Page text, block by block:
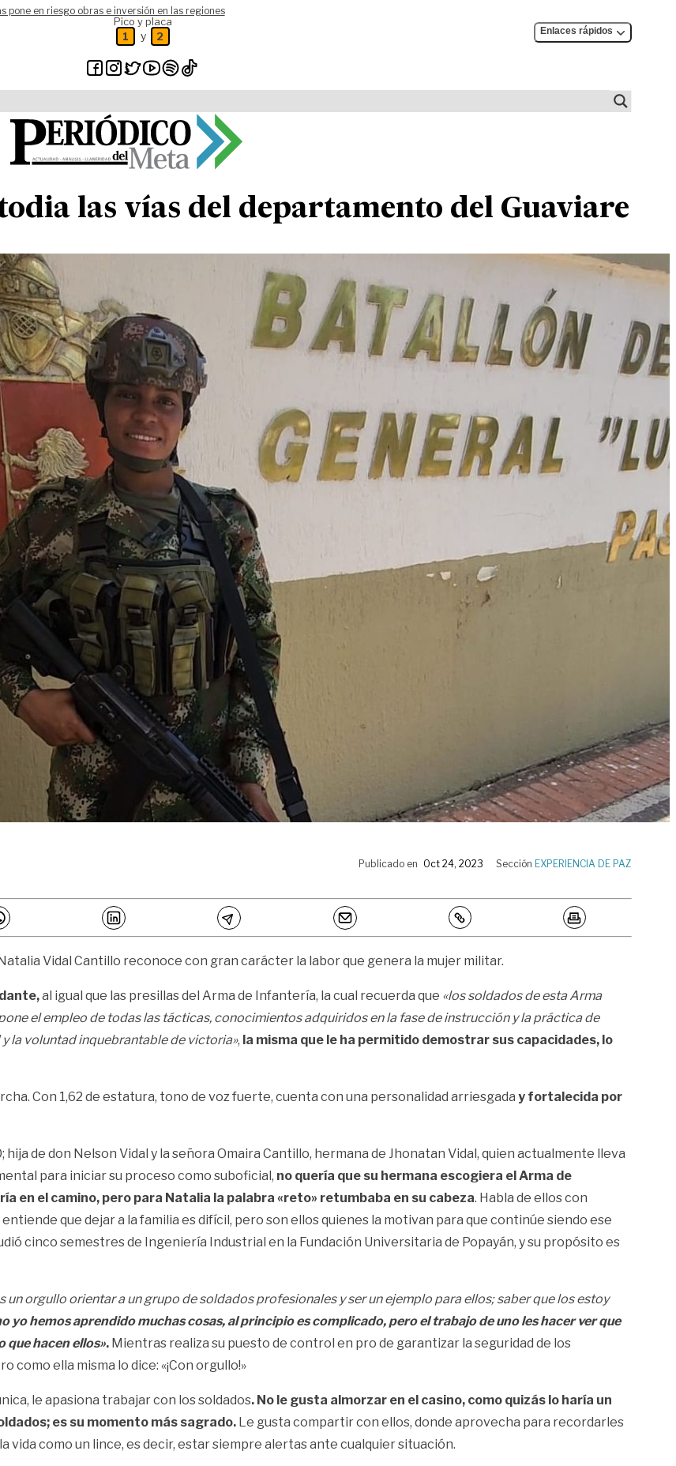
pone en riesgo obras e inversión en las regiones
Pico y placa
1 y 2 Enlaces rápidos
las vías del departamento del Guaviare
Publicado en Oct 24, 2023 Sección EXPERIENCIA DE PAZ
Vidal Cantillo reconoce con gran carácter la labor que genera la mujer militar.
al igual que las presillas del Arma de Infantería, la cual recuerda que «los soldados de esta Arma
el empleo de todas las tácticas, conocimientos adquiridos en la fase de instrucción y la práctica de
la voluntad inquebrantable de victoria», la misma que le ha permitido demostrar sus capacidades, lo
Con 1,62 de estatura, tono de voz fuerte, cuenta con una personalidad arriesgada y fortalecida por
de don Nelson Vidal y la señora Omaira Cantillo, hermana de Jhonatan Vidal, quien actualmente lleva
para iniciar su proceso como suboficial, no quería que su hermana escogiera el Arma de
en el camino, pero para Natalia la palabra «reto» retumbaba en su cabeza. Habla de ellos con
que dejar a la familia es difícil, pero son ellos quienes la motivan para que continúe siendo ese
cinco semestres de Ingeniería Industrial en la Fundación Universitaria de Popayán, y su propósito es
orgullo orientar a un grupo de soldados profesionales y ser un ejemplo para ellos; saber que los estoy
yo hemos aprendido muchas cosas, al principio es complicado, pero el trabajo de uno les hacer ver que
que hacen ellos». Mientras realiza su puesto de control en pro de garantizar la seguridad de los
como ella misma lo dice: «¡Con orgullo!»
le apasiona trabajar con los soldados. No le gusta almorzar en el casino, como quizás lo haría un
es su momento más sagrado. Le gusta compartir con ellos, donde aprovecha para recordarles
vida como un lince, es decir, estar siempre alertas ante cualquier situación.